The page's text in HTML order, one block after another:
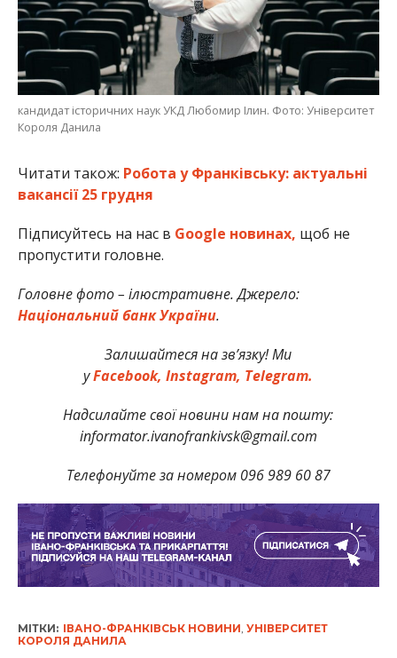
кандидат історичних наук УКД Любомир Ілин. Фото: Університет
Короля Данила
Читати також: Робота у Франківську: актуальні
вакансії 25 грудня
Підписуйтесь на нас в Google новинах, щоб не
пропустити головне.
Головне фото – ілюстративне. Джерело:
Національний банк України.
Залишайтеся на зв’язку! Ми
уFacebook, Instagram, Telegram.
Надсилайте свої новини нам на пошту:
informator.ivanofrankivsk@gmail.com
Телефонуйте за номером 096 989 60 87
МІТКИ: ІВАНО-ФРАНКІВСЬК НОВИНИ УНІВЕРСИТЕТ
КОРОЛЯ ДАНИЛА